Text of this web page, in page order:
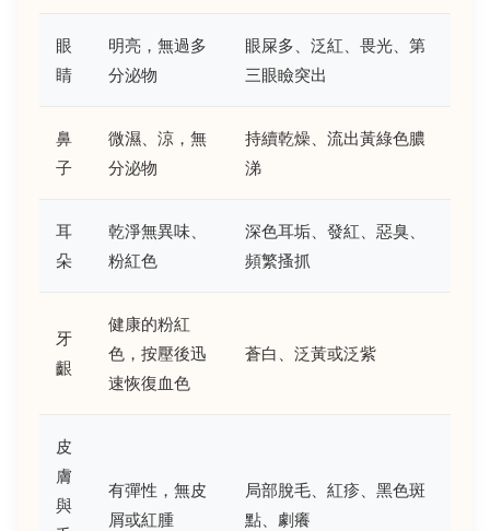
眼
睛
明亮，無過多
分泌物
眼屎多、泛紅、畏光、第
三眼瞼突出
鼻
子
微濕、涼，無
分泌物
持續乾燥、流出黃綠色膿
涕
耳
朵
乾淨無異味、
粉紅色
深色耳垢、發紅、惡臭、
頻繁搔抓
牙
齦
健康的粉紅
色，按壓後迅
速恢復血色
蒼白、泛黃或泛紫
皮
膚
與
有彈性，無皮
屑或紅腫
局部脫毛、紅疹、黑色斑
點、劇癢